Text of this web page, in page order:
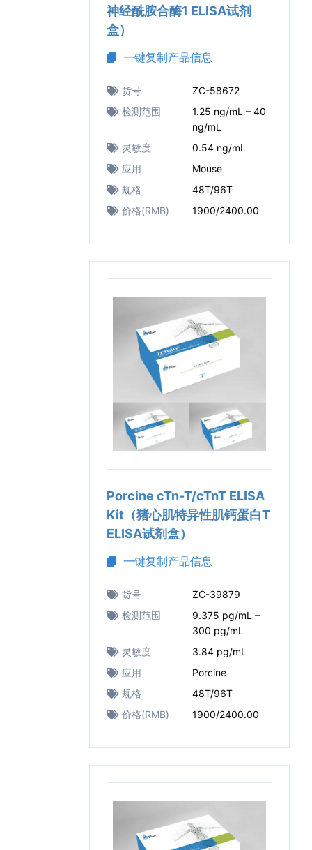
神经酰胺合酶1 ELISA试剂
盒）
一键复制产品信息
货号
ZC-58672
检测范围
1.25 ng/mL – 40
ng/mL
灵敏度
0.54 ng/mL
应用
Mouse
规格
48T/96T
价格(RMB)
1900/2400.00
Porcine cTn-T/cTnT ELISA
Kit（猪心肌特异性肌钙蛋白T
ELISA试剂盒）
一键复制产品信息
货号
ZC-39879
检测范围
9.375 pg/mL –
300 pg/mL
灵敏度
3.84 pg/mL
应用
Porcine
规格
48T/96T
价格(RMB)
1900/2400.00